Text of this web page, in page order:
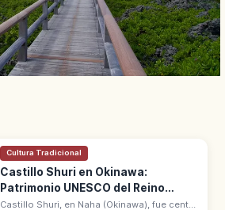
Cultura Tradicional
Castillo Shuri en Okinawa:
Patrimonio UNESCO del Reino
Ryukyu
Castillo Shuri, en Naha (Okinawa), fue centro